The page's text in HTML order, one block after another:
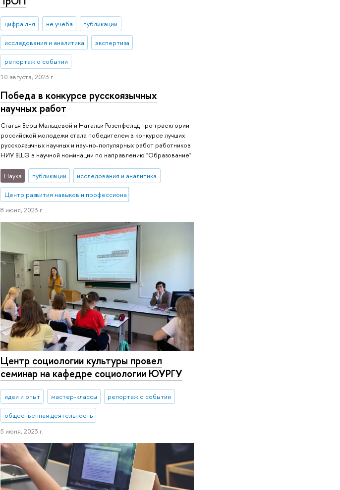
цифра дня не учеба публикации
исследования и аналитика экспертиза
репортаж о событии
10 августа, 2023 г.
Победа в конкурсе русскоязычных
научных работ
Статья Веры Мальцевой и Натальи Розенфельд про траектории
российской молодежи стала победителем в конкурсе лучших
русскоязычных научных и научно-популярных работ работников
НИУ ВШЭ в научной номинации по направлению "Образование".
Наука публикации исследования и аналитика
Центр развития навыков и профессионального образования
8 июня, 2023 г.
Центр социологии культуры провел
семинар на кафедре социологии ЮУРГУ
идеи и опыт мастер-классы репортаж о событии
общественная деятельность
5 июня, 2023 г.